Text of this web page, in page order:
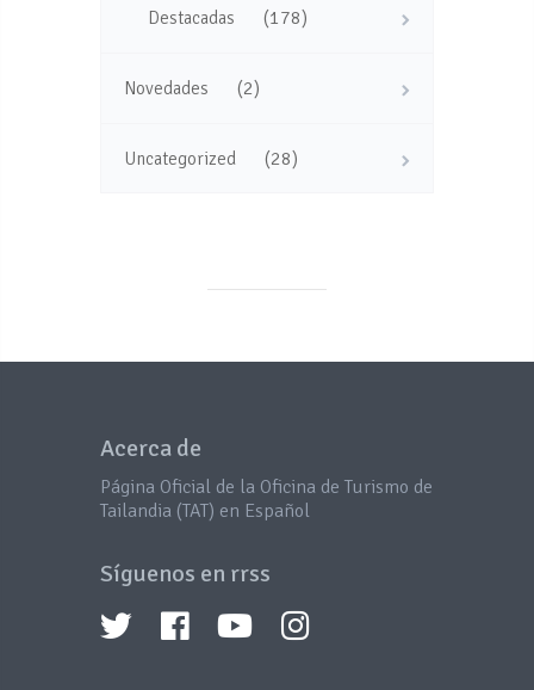
Destacadas (178)
Novedades (2)
Uncategorized (28)
Acerca de
Página Oficial de la Oficina de Turismo de
Tailandia (TAT) en Español
Síguenos en rrss